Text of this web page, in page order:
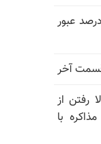
شاخص فلاکت در ۱۹ استان از ۱۰۰ درصد عبور
آخر
رفتن از
با